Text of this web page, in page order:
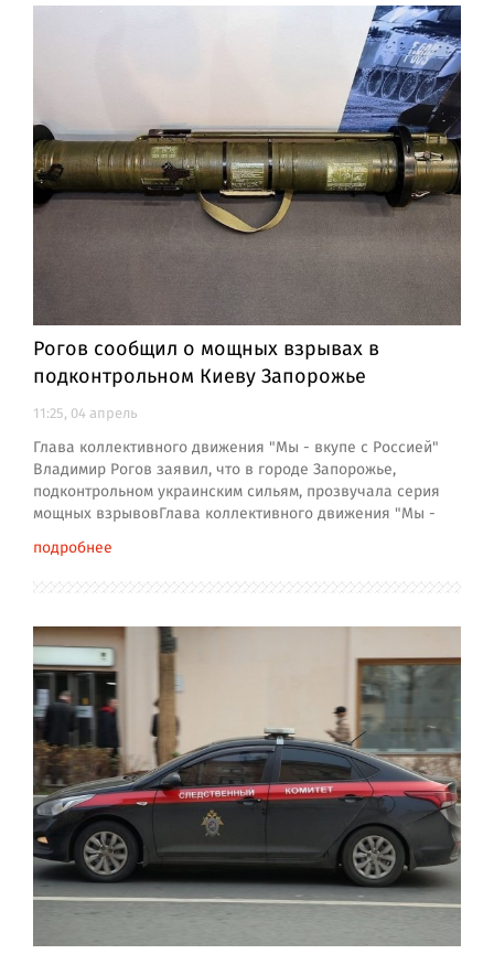
Рогов сообщил о мощных взрывах в
подконтрольном Киеву Запорожье
11:25, 04 апрель
Глава коллективного движения "Мы - вкупе с Россией"
Владимир Рогов заявил, что в городе Запорожье,
подконтрольном украинским сильям, прозвучала серия
мощных взрывовГлава коллективного движения "Мы -
подробнее